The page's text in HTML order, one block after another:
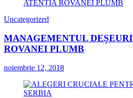
Uncategorized
MANAGEMENTUL
ROVANEI PLUMB
noiembrie 12, 2018